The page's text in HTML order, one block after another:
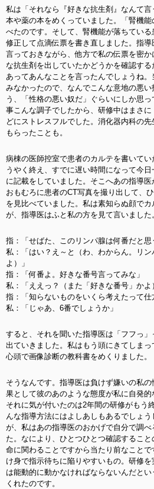
私は「それなら『好きな抗生剤』なんて
本や薬の本をめくっていました。「腎機
べたのです。そして、腎機能が落ちてい
修正して点滴伝票を書き直しました。指
言っておきながら、他方で私の伝票を密
な抗生剤を出していたかどうかを確認す
あってあんなことを言ったんでしょうね
みなかったので、なんでこんな意地の悪
う、「性格の悪い奴だ」ぐらいにしか思
事こんな調子でしたから、研修中はまさ
どにストレスフルでした。消化器内科の
もらったことも。
病棟の医師控室で患者のカルテを書いて
うやく終え、すでに遅い時間になって今
に記載をしていました。そこへあの指導医
おもむろに患者のCT写真を撮り出して、
を見比べていました。私は素知らぬ顔で
が、指導医はふと私の方を見て言いました
指：「せばた、このリンパ腺は何番だと思
私：「はい？え～と（わ、わからん。リ
よ）」
指：「何番よ。好きな番号言ってみな」
私：「ええっ？（また「好きな番号」かよ
指：「知らないものをいくら考えたって仕
私：「じゃあ、6番でしょうか」
すると、それを聞いた指導医は「フフっ
出ていきました。私はもう頭にきてしま
心頭で画像診断の教科書をめくりました。
そうなんです。指導医は負けず嫌いの私
果として彼のあのような態度が私に自発的
それに気が付いたのは2年間の研修がもう
んな指導方法にはよしあしもあるでしょ
が、私はあの指導医のおかげで自分で調
た。なにより、ひとつひとつ確認するこ
命に関わることですから当たり前なこと
け身で指示待ちに陥りやすいもの。研修
は能動的に動かなければならないんだと
くれたのです。